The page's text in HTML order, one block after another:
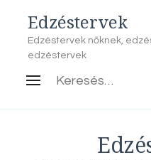
Edzéstervek
Edzéstervek nőknek,
edzéstervek
Keresés: